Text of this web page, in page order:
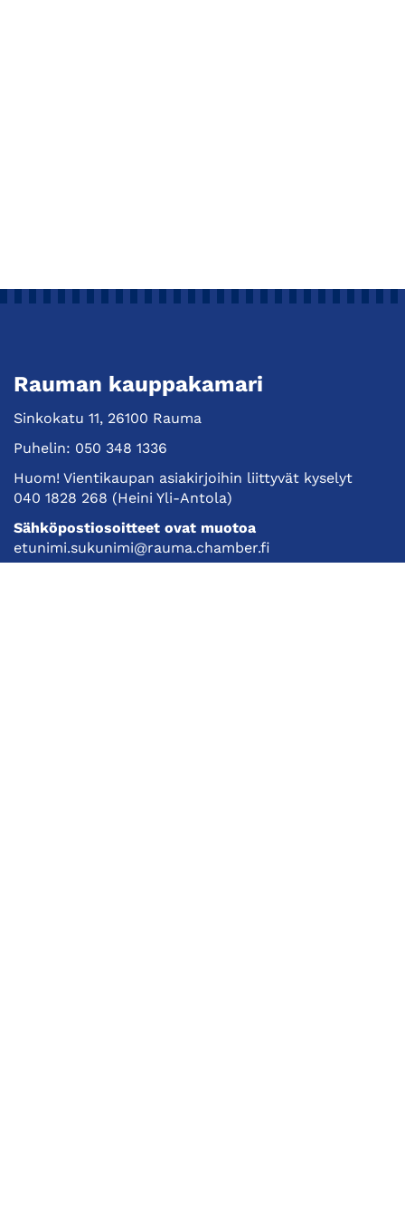
Rauman kauppakamari
Sinkokatu 11, 26100 Rauma
Puhelin: 050 348 1336
Huom! Vientikaupan asiakirjoihin liittyvät kyselyt
040 1828 268 (Heini Yli-Antola)
Sähköpostiosoitteet ovat muotoa
etunimi.sukunimi@rauma.chamber.fi